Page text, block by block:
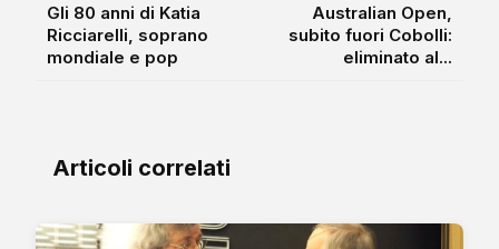
Gli 80 anni di Katia
Ricciarelli, soprano
mondiale e pop
Australian Open,
subito fuori Cobolli:
eliminato al...
Articoli correlati